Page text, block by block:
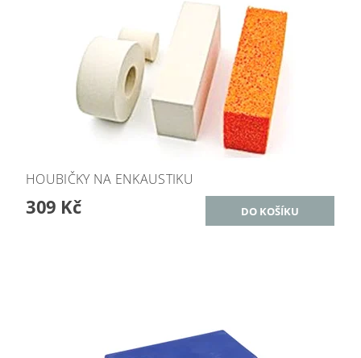
HOUBIČKY NA ENKAUSTIKU
309 Kč